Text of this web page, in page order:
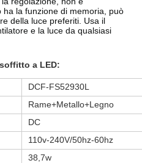
la funzione di memoria, può
della luce preferiti. Usa il
e la luce da qualsiasi
a LED:
DCF-FS52930L
Rame+Metallo+Legno
DC
110v-240V/50hz-60hz
38,7w